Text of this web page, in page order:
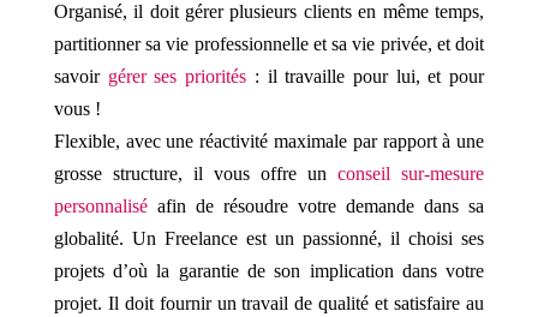
Organisé, il doit gérer plusieurs clients en même temps,
partitionner sa vie professionnelle et sa vie privée, et doit
savoir gérer ses priorités : il travaille pour lui, et pour
vous !
Flexible, avec une réactivité maximale par rapport à une
grosse structure, il vous offre unconseil sur-mesure
personnaliséafin de résoudre votre demande dans sa
globalité. Un Freelance est un passionné, il choisi ses
projets d’où la garantie de son implication dans votre
projet. Il doit fournir un travail de qualité et satisfaire au